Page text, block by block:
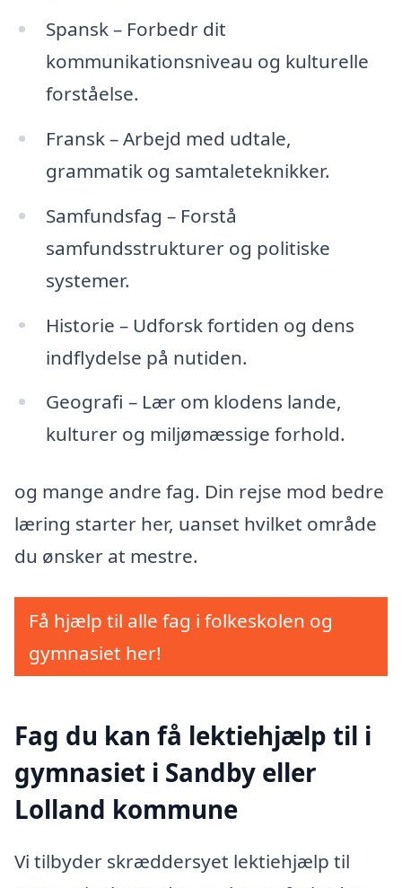
Spansk – Forbedr dit
kommunikationsniveau og kulturelle
forståelse.
Fransk – Arbejd med udtale,
grammatik og samtaleteknikker.
Samfundsfag – Forstå
samfundsstrukturer og politiske
systemer.
Historie – Udforsk fortiden og dens
indflydelse på nutiden.
Geografi – Lær om klodens lande,
kulturer og miljømæssige forhold.
og mange andre fag. Din rejse mod bedre
læring starter her, uanset hvilket område
du ønsker at mestre.
Få hjælp til alle fag i folkeskolen og
gymnasiet her!
Fag du kan få lektiehjælp til i
gymnasiet i Sandby eller
Lolland kommune
Vi tilbyder skræddersyet lektiehjælp til